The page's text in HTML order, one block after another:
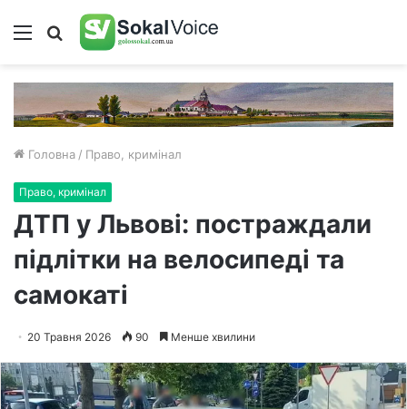
Меню Пошук
Головна / Право, кримінал
Право, кримінал
ДТП у Львові: постраждали
підлітки на велосипеді та
самокаті
20 Травня 2026 90 Менше хвилини